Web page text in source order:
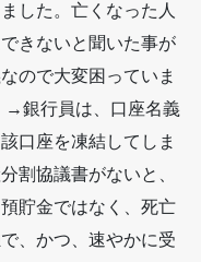
した。亡くなった人
きないと聞いた事が
ので大変困っていま
→銀行員は、口座名義
口座を凍結してしま
割協議書がないと、
貯金ではなく、死亡
、かつ、速やかに受